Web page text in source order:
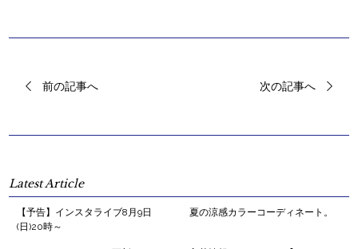
前の記事へ 次の記事へ
Latest Article
【予告】インスタライブ8月9日
(日)20時～
夏の涼感カラーコーディネート。